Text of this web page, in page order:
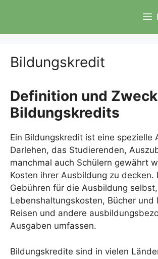
Bildungskredit
Definition und
Bildungskredits
Ein Bildungskredit ist eine spezielle
Darlehen, das Studierenden,
manchmal auch Schülern gewährt
Kosten ihrer Ausbildung zu decken.
Gebühren für die Ausbildung selbst,
Lebenshaltungskosten, Bücher und
Reisen und andere
Ausgaben umfassen.
Bildungskredite sind in vielen